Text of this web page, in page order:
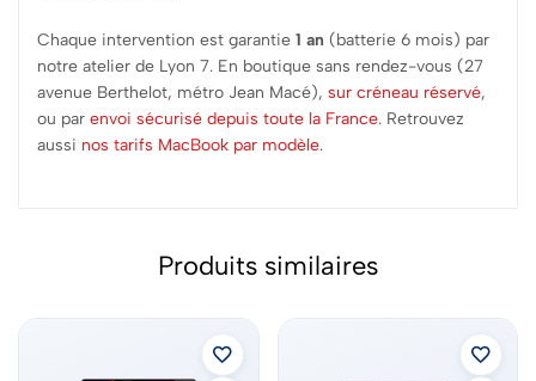
Chaque intervention est garantie 1 an (batterie 6 mois) par
notre atelier de Lyon 7. En boutique sans rendez-vous (27
avenue Berthelot, métro Jean Macé), sur créneau réservé,
ou par envoi sécurisé depuis toute la France. Retrouvez
aussi nos tarifs MacBook par modèle.
Produits similaires